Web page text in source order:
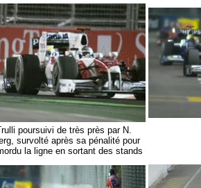
poursuivi de très près par N.
survolté après sa pénalité pour
la ligne en sortant des stands